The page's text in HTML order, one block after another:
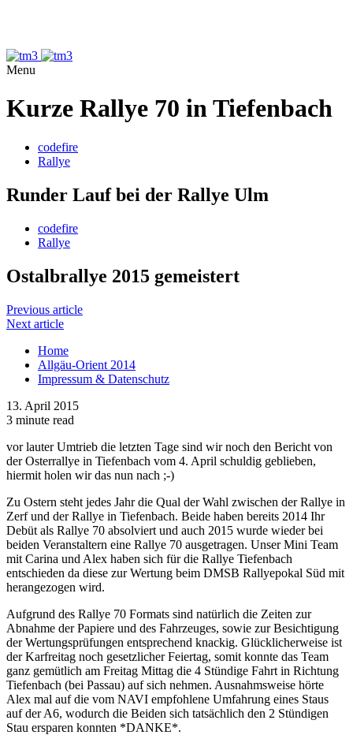
Menu
Kurze Rallye 70 in Tiefenbach
codefire
Rallye
Runder Lauf bei der Rallye Ulm
codefire
Rallye
Ostalbrallye 2015 gemeistert
Previous article
Next article
Home
Allgäu-Orient 2014
Impressum & Datenschutz
13. April 2015
3 minute read
vor lauter Umtrieb die letzten Tage sind wir noch den Bericht von
der Osterrallye in Tiefenbach vom 4. April schuldig geblieben,
hiermit holen wir das nun nach ;-)
Zu Ostern steht jedes Jahr die Qual der Wahl zwischen der Rallye in
Zerf und der Rallye in Tiefenbach. Beide haben bereits 2014 Ihr
Debüt als Rallye 70 absolviert und auch 2015 wurde wieder bei
beiden Veranstaltern eine Rallye 70 ausgetragen. Unser Mini Team
mit Carina und Alex haben sich für die Rallye Tiefenbach
entschieden da diese zur Wertung beim DMSB Rallyepokal Süd mit
herangezogen wird.
Aufgrund des Rallye 70 Formats sind natürlich die Zeiten zur
Abnahme der Papiere und des Fahrzeuges, sowie zur Besichtigung
der Wertungsprüfungen entsprechend knackig. Glücklicherweise ist
der Karfreitag noch gesetzlicher Feiertag, somit konnte das Team
ganz gemütlich am Freitag Mittag die 4 Stündige Fahrt in Richtung
Tiefenbach (bei Passau) auf sich nehmen. Ausnahmsweise hörte
Alex mal auf die vom NAVI empfohlene Umfahrung eines Staus
auf der A6, wodurch die Beiden sich tatsächlich den 2 Stündigen
Stau ersparen konnten *DANKE*.